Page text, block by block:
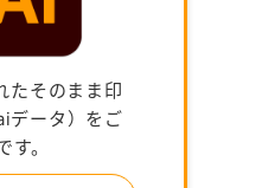
そのまま印
データ）をご
。